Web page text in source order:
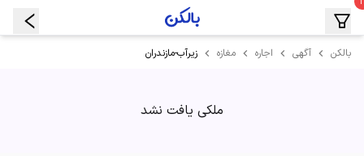
بالکن آگهی اجاره مغازه زیرآب-مازندران
ملکی یافت نشد